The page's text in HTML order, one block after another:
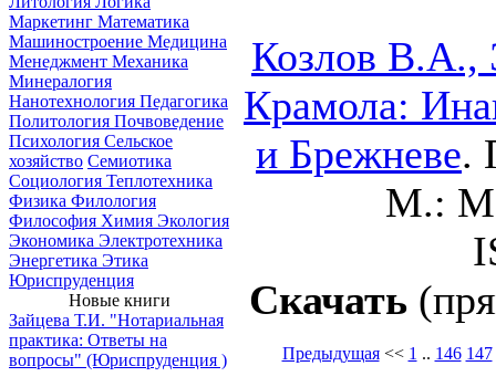
Маркетинг Математика
Машиностроение Медицина
Менеджмент Механика
Минералогия
Нанотехнология Педагогика
Политология Почвоведение
Психология Сельское
хозяйство Семиотика
Социология Теплотехника
Физика Филология
Философия Химия Экология
Экономика Электротехника
Энергетика Этика
Юриспруденция
Новые книги
Зайцева Т.И. "Нотариальная
практика: Ответы на
вопросы" (Юриспруденция )
Козлов В.А.,
Крамола:
и Брежневе.
М.:
Скачать
Предыдущая<< 1 .. 146 147